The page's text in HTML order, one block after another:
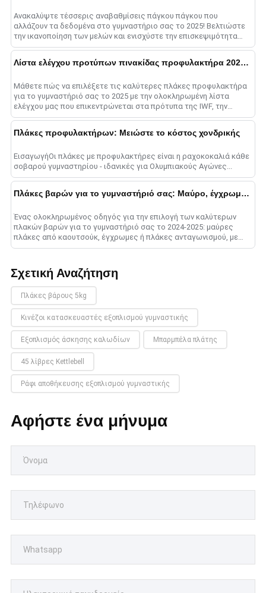
Ανακαλύψτε τέσσερις αναβαθμίσεις πάγκου πάγκου που
αλλάζουν τα δεδομένα στο γυμναστήριο σας το 2025! Βελτιώστε
την ικανοποίηση των μελών και ενισχύστε την επισκεψιμότητα
του γυμναστηρίου επενδύοντας σε έξυπνους πάγκους, high-
Λίστα ελέγχου προτύπων πινακίδας προφυλακτήρα 2025: Συμβουλές ποιότητας
Μάθετε πώς να επιλέξετε τις καλύτερες πλάκες προφυλακτήρα
για το γυμναστήριό σας το 2025 με την ολοκληρωμένη λίστα
ελέγχου μας που επικεντρώνεται στα πρότυπα της IWF, την
ποιότητα του υλικού, τις βαθμολογίες αναπήδησης, ένα......
Πλάκες προφυλακτήρων: Μειώστε το κόστος χονδρικής
ΕισαγωγήΟι πλάκες με προφυλακτήρες είναι η ραχοκοκαλιά κάθε
σοβαρού γυμναστηρίου - ιδανικές για Ολυμπιακούς Αγώνες...
Πλάκες βαρών για το γυμναστήριό σας: Μαύρο, έγχρωμο, ή Ανταγωνισμός
Ένας ολοκληρωμένος οδηγός για την επιλογή των καλύτερων
πλακών βαρών για το γυμναστήριό σας το 2024-2025: μαύρες
πλάκες από καουτσούκ, έγχρωμες ή πλάκες ανταγωνισμού, με
πληροφορίες σχετικά με την ανθεκτικότητα, c......
Σχετική Αναζήτηση
Πλάκες βάρους 5kg
Κινέζοι κατασκευαστές εξοπλισμού γυμναστικής
Εξοπλισμός άσκησης καλωδίων Μπαρμπέλα πλάτης
45 λίβρες Kettlebell
Ράφι αποθήκευσης εξοπλισμού γυμναστικής
Αφήστε ένα μήνυμα